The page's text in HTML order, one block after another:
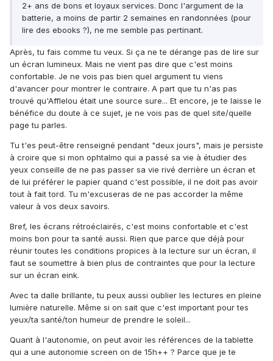
2+ ans de bons et loyaux services. Donc l'argument de la
batterie, a moins de partir 2 semaines en randonnées (pour
lire des ebooks ?), ne me semble pas pertinant.
Après, tu fais comme tu veux. Si ça ne te dérange pas de lire sur
un écran lumineux. Mais ne vient pas dire que c'est moins
confortable. Je ne vois pas bien quel argument tu viens
d'avancer pour montrer le contraire. A part que tu n'as pas
trouvé qu'Afflelou était une source sure... Et encore, je te laisse le
bénéfice du doute à ce sujet, je ne vois pas de quel site/quelle
page tu parles.
Tu t'es peut-être renseigné pendant "deux jours", mais je persiste
à croire que si mon ophtalmo qui a passé sa vie à étudier des
yeux conseille de ne pas passer sa vie rivé derrière un écran et
de lui préférer le papier quand c'est possible, il ne doit pas avoir
tout à fait tord. Tu m'excuseras de ne pas accorder la même
valeur à vos deux savoirs.
Bref, les écrans rétroéclairés, c'est moins confortable et c'est
moins bon pour ta santé aussi. Rien que parce que déjà pour
réunir toutes les conditions propices à la lecture sur un écran, il
faut se soumettre à bien plus de contraintes que pour la lecture
sur un écran eink.
Avec ta dalle brillante, tu peux aussi oublier les lectures en pleine
lumière naturelle. Même si on sait que c'est important pour tes
yeux/ta santé/ton humeur de prendre le soleil...
Quant à l'autonomie, on peut avoir les références de la tablette
qui a une autonomie screen on de 15h++ ? Parce que je te